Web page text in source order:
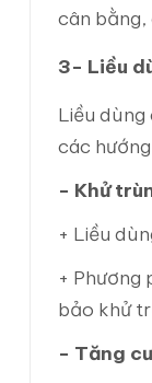
cân
3- Liều
Liều dùng
các
- Khử
+ Liều
+ Phương
bảo khử
- Tăng